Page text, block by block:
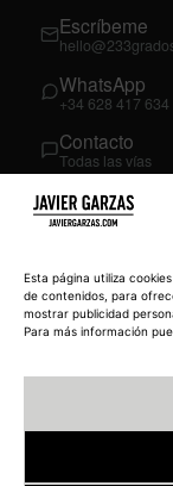
Esta página utiliza
de contenidos, para
mostrar publicidad
Para más información
Escríbeme
WhatsApp
+34 628 417 634
Contacto
Todas las vías
03SÍGUEME
YouTube
@JavierGarzas
LinkedIn